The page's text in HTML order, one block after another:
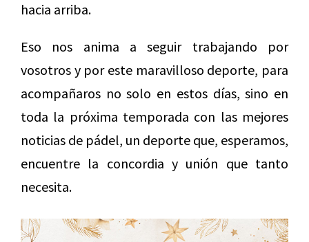
hacia arriba.
Eso nos anima a seguir trabajando por
vosotros y por este maravilloso deporte, para
acompañaros no solo en estos días, sino en
toda la próxima temporada con las mejores
noticias de pádel, un deporte que, esperamos,
encuentre la concordia y unión que tanto
necesita.